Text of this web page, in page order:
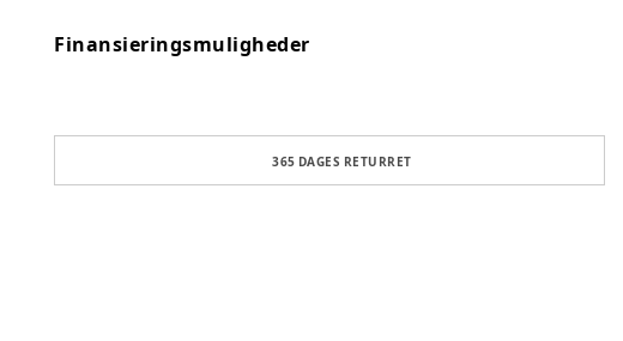
Finansieringsmuligheder
365 DAGES RETURRET